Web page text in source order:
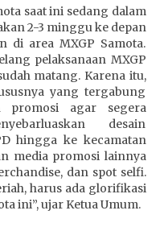
saat ini sedang dalam
2-3 minggu ke depan
di area MXGP Samota.
pelaksanaan MXGP
matang. Karena itu,
yang tergabung
promosi agar segera
desain
hingga ke kecamatan
media promosi lainnya
dan spot selfi.
harus ada glorifikasi
ini”, ujar Ketua Umum.